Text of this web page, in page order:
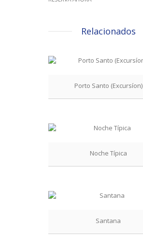
Relacionados
Porto Santo (Excursíon)
Noche Típica
Santana